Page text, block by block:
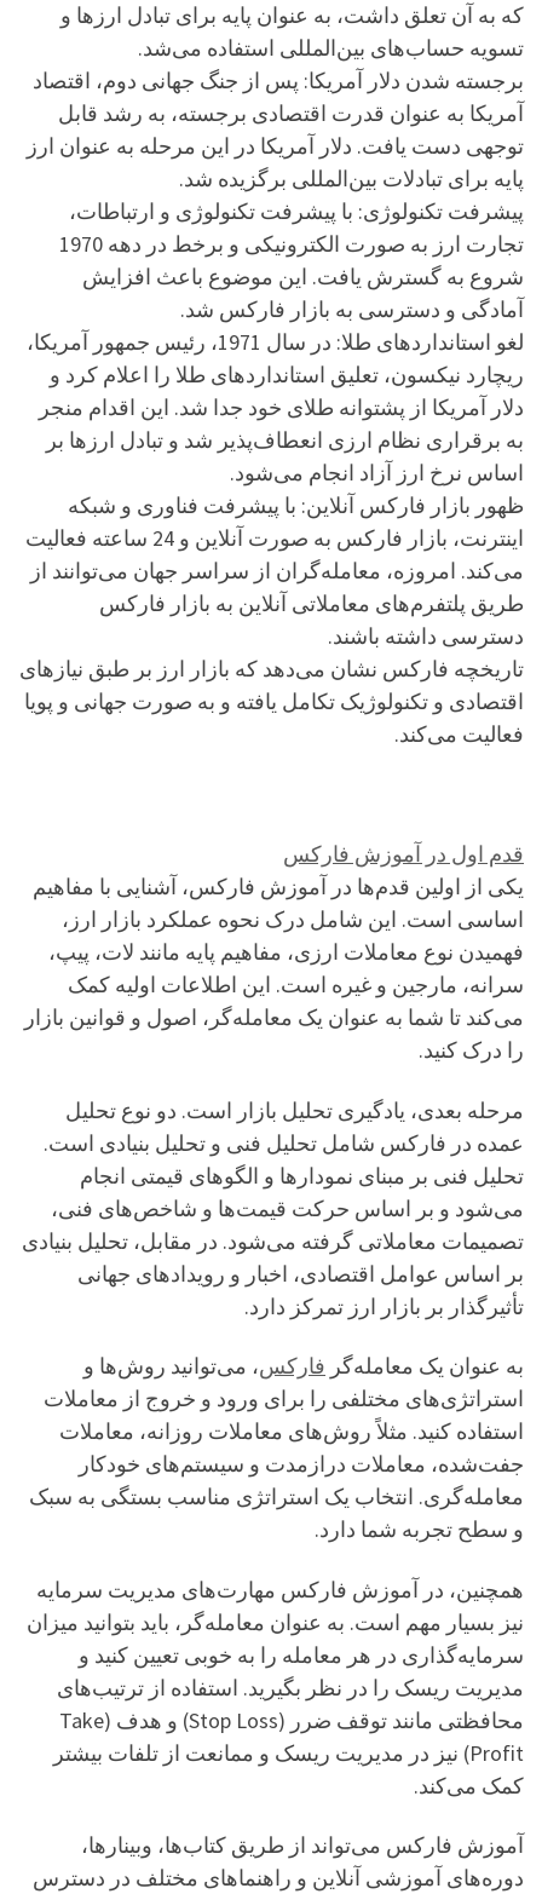
که به آن تعلق داشت، به عنوان پایه برای تبادل ارزها و
تسویه حساب‌های بین‌المللی استفاده می‌شد.
برجسته شدن دلار آمریکا: پس از جنگ جهانی دوم، اقتصاد
آمریکا به عنوان قدرت اقتصادی برجسته، به رشد قابل
توجهی دست یافت. دلار آمریکا در این مرحله به عنوان ارز
پایه برای تبادلات بین‌المللی برگزیده شد.
پیشرفت تکنولوژی: با پیشرفت تکنولوژی و ارتباطات،
تجارت ارز به صورت الکترونیکی و برخط در دهه 1970
شروع به گسترش یافت. این موضوع باعث افزایش
آمادگی و دسترسی به بازار فارکس شد.
لغو استانداردهای طلا: در سال 1971، رئیس جمهور آمریکا،
ریچارد نیکسون، تعلیق استانداردهای طلا را اعلام کرد و
دلار آمریکا از پشتوانه طلای خود جدا شد. این اقدام منجر
به برقراری نظام ارزی انعطاف‌پذیر شد و تبادل ارزها بر
اساس نرخ ارز آزاد انجام می‌شود.
ظهور بازار فارکس آنلاین: با پیشرفت فناوری و شبکه
اینترنت، بازار فارکس به صورت آنلاین و 24 ساعته فعالیت
می‌کند. امروزه، معامله‌گران از سراسر جهان می‌توانند از
طریق پلتفرم‌های معاملاتی آنلاین به بازار فارکس
دسترسی داشته باشند.
تاریخچه فارکس نشان می‌دهد که بازار ارز بر طبق نیازهای
اقتصادی و تکنولوژیک تکامل یافته و به صورت جهانی و پویا
فعالیت می‌کند.
قدم اول در آموزش فارکس
یکی از اولین قدم‌ها در آموزش فارکس، آشنایی با مفاهیم
اساسی است. این شامل درک نحوه عملکرد بازار ارز،
فهمیدن نوع معاملات ارزی، مفاهیم پایه مانند لات، پیپ،
سرانه، مارجین و غیره است. این اطلاعات اولیه کمک
می‌کند تا شما به عنوان یک معامله‌گر، اصول و قوانین بازار
را درک کنید.
مرحله بعدی، یادگیری تحلیل بازار است. دو نوع تحلیل
عمده در فارکس شامل تحلیل فنی و تحلیل بنیادی است.
تحلیل فنی بر مبنای نمودارها و الگوهای قیمتی انجام
می‌شود و بر اساس حرکت قیمت‌ها و شاخص‌های فنی،
تصمیمات معاملاتی گرفته می‌شود. در مقابل، تحلیل بنیادی
بر اساس عوامل اقتصادی، اخبار و رویدادهای جهانی
تأثیرگذار بر بازار ارز تمرکز دارد.
به عنوان یک معامله‌گر فارکس، می‌توانید روش‌ها و
استراتژی‌های مختلفی را برای ورود و خروج از معاملات
استفاده کنید. مثلاً روش‌های معاملات روزانه، معاملات
جفت‌شده، معاملات درازمدت و سیستم‌های خودکار
معامله‌گری. انتخاب یک استراتژی مناسب بستگی به سبک
و سطح تجربه شما دارد.
همچنین، در آموزش فارکس مهارت‌های مدیریت سرمایه
نیز بسیار مهم است. به عنوان معامله‌گر، باید بتوانید میزان
سرمایه‌گذاری در هر معامله را به خوبی تعیین کنید و
مدیریت ریسک را در نظر بگیرید. استفاده از ترتیب‌های
محافظتی مانند توقف ضرر (Stop Loss) و هدف (Take
Profit) نیز در مدیریت ریسک و ممانعت از تلفات بیشتر
کمک می‌کند.
آموزش فارکس می‌تواند از طریق کتاب‌ها، وبینارها،
دوره‌های آموزشی آنلاین و راهنماهای مختلف در دسترس